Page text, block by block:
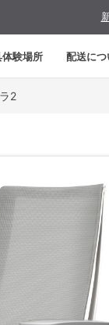
体験場所 配送につ
2